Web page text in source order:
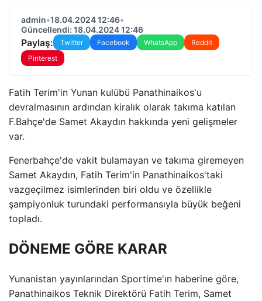
admin•18.04.2024 12:46•
Güncellendi: 18.04.2024 12:46
Paylaş: Twitter Facebook WhatsApp
Reddit
Pinterest
Fatih Terim'in Yunan kulübü Panathinaikos'u
devralmasının ardından kiralık olarak takıma katılan
F.Bahçe'de Samet Akaydın hakkında yeni gelişmeler
var.
Fenerbahçe'de vakit bulamayan ve takıma giremeyen
Samet Akaydın, Fatih Terim'in Panathinaikos'taki
vazgeçilmez isimlerinden biri oldu ve özellikle
şampiyonluk turundaki performansıyla büyük beğeni
topladı.
DÖNEME GÖRE KARAR
Yunanistan yayınlarından Sportime'ın haberine göre,
Panathinaikos Teknik Direktörü Fatih Terim, Samet